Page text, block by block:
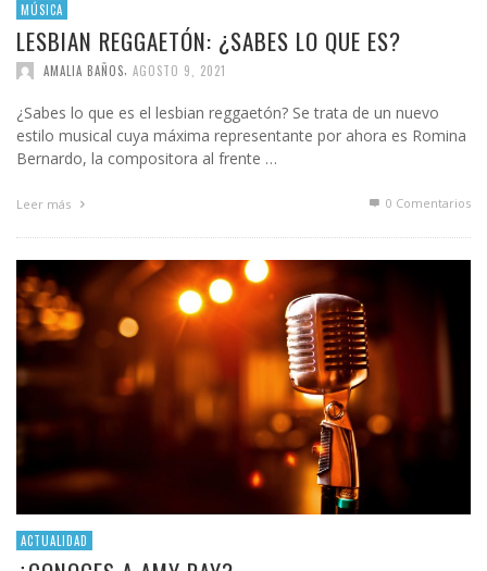
MÚSICA
LESBIAN REGGAETÓN: ¿SABES LO QUE ES?
AMALIA BAÑOS AGOSTO 9, 2021
¿Sabes lo que es el lesbian reggaetón? Se trata de un nuevo
estilo musical cuya máxima representante por ahora es Romina
Bernardo, la compositora al frente …
Leer más 0 Comentarios
ACTUALIDAD